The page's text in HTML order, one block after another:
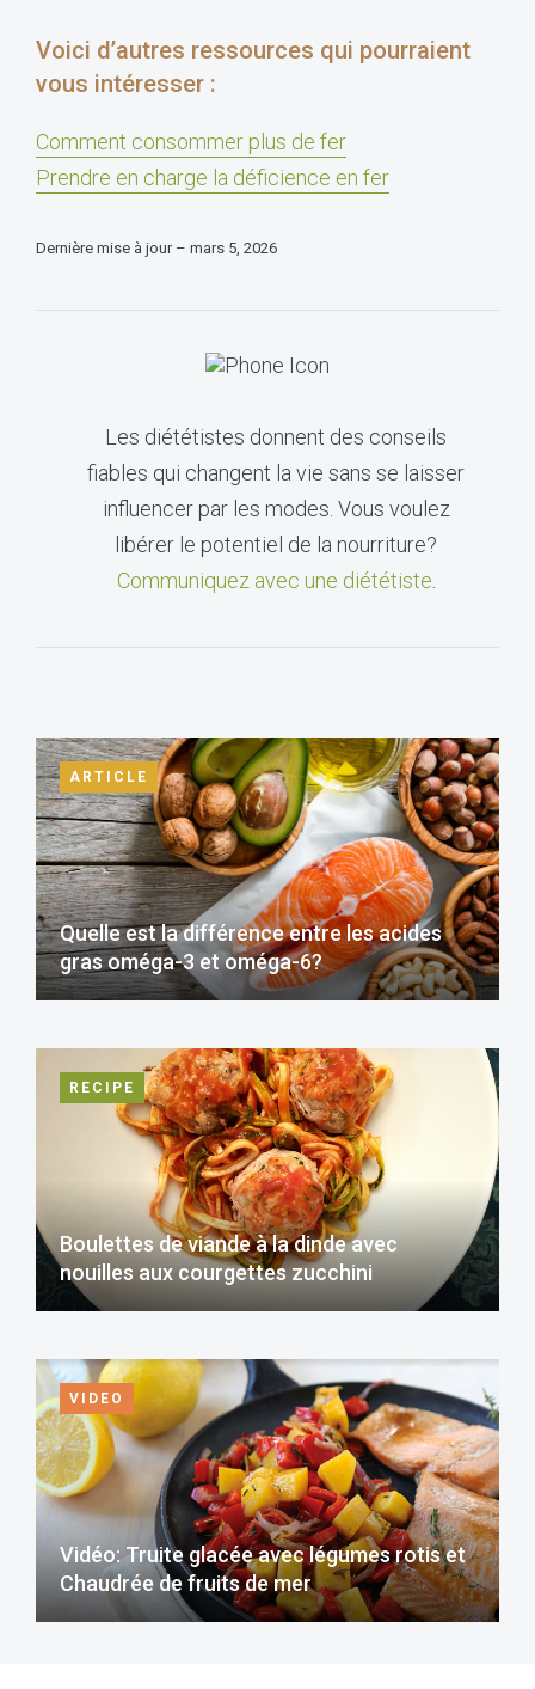
Voici d’autres ressources qui pourraient
vous intéresser :
Comment consommer plus de fer
Prendre en charge la déficience en fer
Dernière mise à jour – mars 5, 2026
Les diététistes donnent des conseils
fiables qui changent la vie sans se laisser
influencer par les modes. Vous voulez
libérer le potentiel de la nourriture?
Communiquez avec une diététiste
ARTICLE
Quelle est la différence entre les acides
gras oméga-3 et oméga-6?
RECIPE
Boulettes de viande à la dinde avec
nouilles aux courgettes zucchini
VIDEO
Vidéo: Truite glacée avec légumes rotis et
Chaudrée de fruits de mer